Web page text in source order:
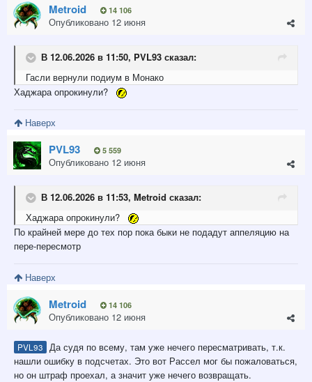
Metroid 14 106
Опубликовано 12 июня
В 12.06.2026 в 11:50, PVL93 сказал:
Гасли вернули подиум в Монако
Хаджара опрокинули?
Наверх
PVL93 5 559
Опубликовано 12 июня
В 12.06.2026 в 11:53, Metroid сказал:
Хаджара опрокинули?
По крайней мере до тех пор пока быки не подадут аппеляцию на
пере-пересмотр
Наверх
Metroid 14 106
Опубликовано 12 июня
PVL93
Да судя по всему, там уже нечего пересматривать, т.к.
нашли ошибку в подсчетах. Это вот Рассел мог бы пожаловаться,
но он штраф проехал, а значит уже нечего возвращать.